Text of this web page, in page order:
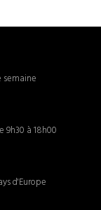
semaine
9h30 à 18h00
d'Europe